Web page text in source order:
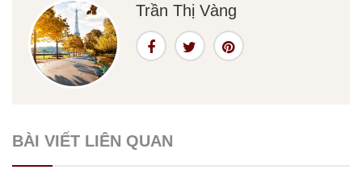
Trần Thị Vàng
BÀI VIẾT LIÊN QUAN